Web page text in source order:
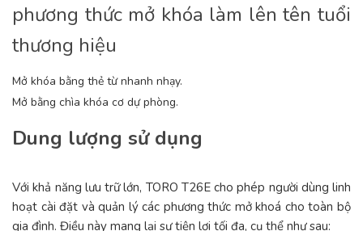
phương thức mở khóa làm lên tên tuổi
thương hiệu
Mở khóa bằng thẻ từ nhanh nhạy.
Mở bằng chìa khóa cơ dự phòng.
Dung lượng sử dụng
Với khả năng lưu trữ lớn, TORO T26E cho phép người dùng linh
hoạt cài đặt và quản lý các phương thức mở khoá cho toàn bộ
gia đình. Điều này mang lại sự tiện lợi tối đa, cụ thể như sau: